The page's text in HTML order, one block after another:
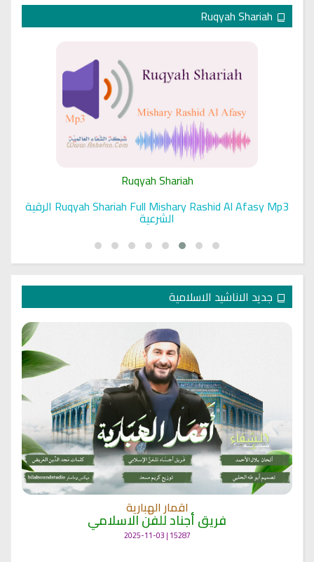
Ruqyah Shariah
Ruqyah Shariah Full Mishary Rashid Al Afasy Mp3 الرقية
الشرعية
جديد الاناشيد الاسلامية
اقمار الهبارية
فريق أجناد للفن الاسلامي
15287 | 2025-11-03